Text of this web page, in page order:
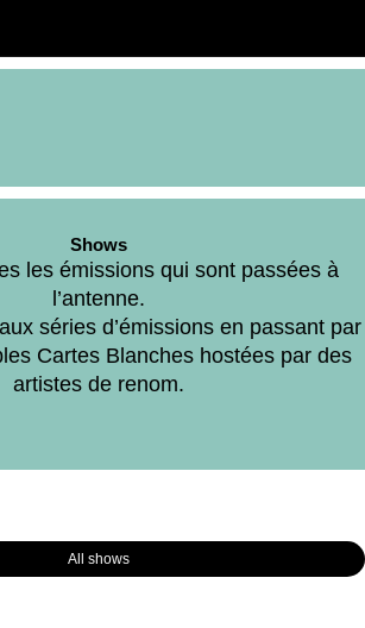
Shows
les émissions qui sont passées à
l’antenne.
séries d’émissions en passant par
Cartes Blanches hostées par des
artistes de renom.
All shows